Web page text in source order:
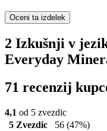
Oceni ta izdelek
2 Izkušnji v
Everyday
71 recenzij
4,1 od 5 zvezdic
5 Zvezdic
56 (47%)